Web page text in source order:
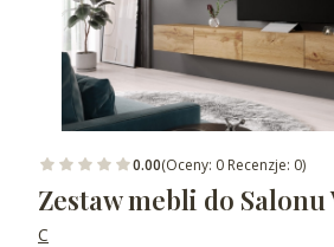
0.00(Oceny: 0 Recenzje: 0)
Zestaw mebli do Salonu
C